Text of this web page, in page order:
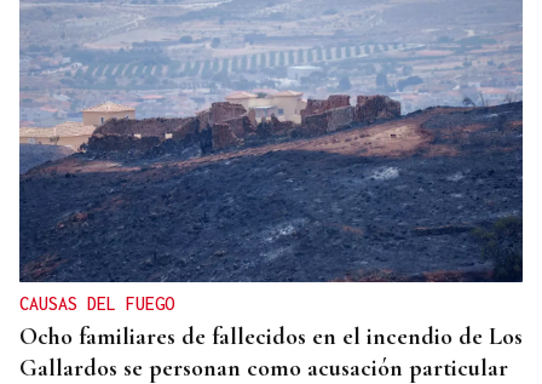
CAUSAS DEL FUEGO
Ocho familiares de fallecidos en el incendio de Los
Gallardos se personan como acusación particular